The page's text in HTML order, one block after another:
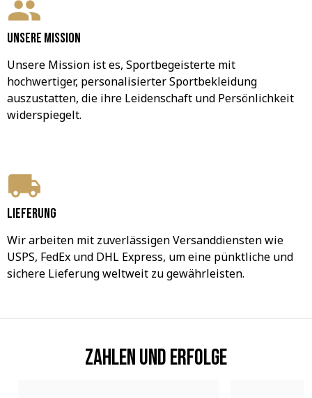
Unsere Mission
Unsere Mission ist es, Sportbegeisterte mit
hochwertiger, personalisierter Sportbekleidung
auszustatten, die ihre Leidenschaft und Persönlichkeit
widerspiegelt.
Lieferung
Wir arbeiten mit zuverlässigen Versanddiensten wie
USPS, FedEx und DHL Express, um eine pünktliche und
sichere Lieferung weltweit zu gewährleisten.
Zahlen und Erfolge